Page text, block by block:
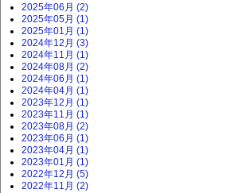
2025年06月 (2)
2025年05月 (1)
2025年01月 (1)
2024年12月 (3)
2024年11月 (1)
2024年08月 (2)
2024年06月 (1)
2024年04月 (1)
2023年12月 (1)
2023年11月 (1)
2023年08月 (2)
2023年06月 (1)
2023年04月 (1)
2023年01月 (1)
2022年12月 (5)
2022年11月 (2)